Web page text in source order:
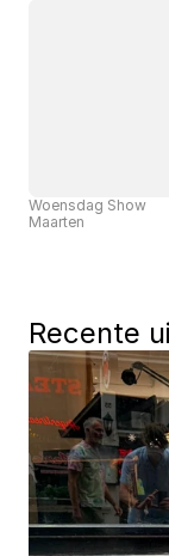
Woensdag Show
Maarten
Recente